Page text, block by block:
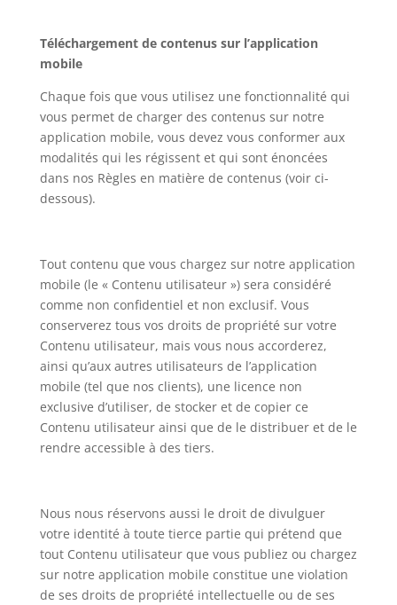
Téléchargement de contenus sur l’application
mobile
Chaque fois que vous utilisez une fonctionnalité qui
vous permet de charger des contenus sur notre
application mobile, vous devez vous conformer aux
modalités qui les régissent et qui sont énoncées
dans nos Règles en matière de contenus (voir ci-
dessous).
Tout contenu que vous chargez sur notre application
mobile (le « Contenu utilisateur ») sera considéré
comme non confidentiel et non exclusif. Vous
conserverez tous vos droits de propriété sur votre
Contenu utilisateur, mais vous nous accorderez,
ainsi qu’aux autres utilisateurs de l’application
mobile (tel que nos clients), une licence non
exclusive d’utiliser, de stocker et de copier ce
Contenu utilisateur ainsi que de le distribuer et de le
rendre accessible à des tiers.
Nous nous réservons aussi le droit de divulguer
votre identité à toute tierce partie qui prétend que
tout Contenu utilisateur que vous publiez ou chargez
sur notre application mobile constitue une violation
de ses droits de propriété intellectuelle ou de ses